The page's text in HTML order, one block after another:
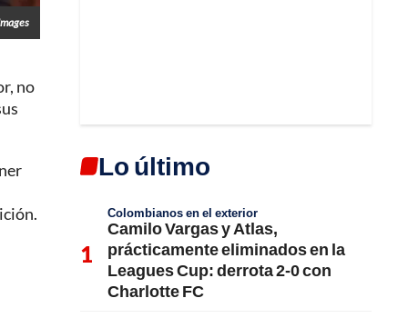
no
Lo último
Colombianos en el exterior
Camilo Vargas y Atlas,
prácticamente eliminados en la
Leagues Cup: derrota 2-0 con
Charlotte FC